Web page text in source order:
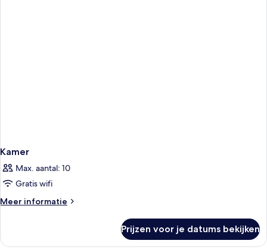
Kamer
Max. aantal: 10
Gratis wifi
Meer informatie
Meer
Prijzen voor je datums bekijken